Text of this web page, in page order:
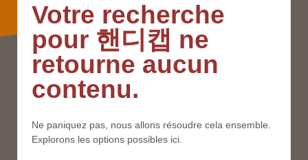
Votre recherche
pour 핸디캡 ne
retourne aucun
contenu.
Ne paniquez pas, nous allons résoudre cela ensemble.
Explorons les options possibles ici.